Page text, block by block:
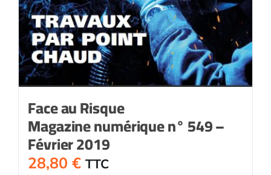
Face au Risque
Magazine numérique n° 549 –
Février 2019
28,80 € TTC